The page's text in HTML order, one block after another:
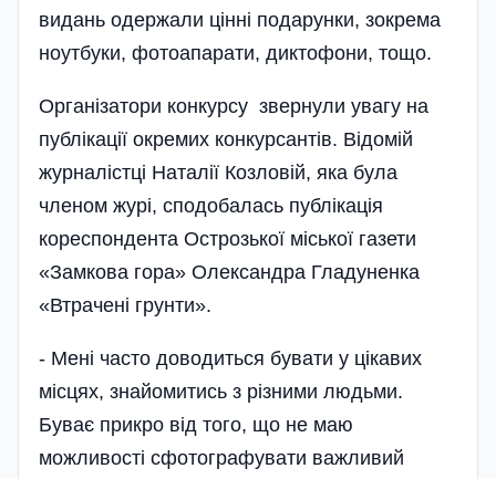
видань одержали цінні подарунки, зокрема
ноутбуки, фотоапарати, диктофони, тощо.
Організатори конкурсу звернули увагу на
публікації окремих конкурсантів. Ві­домій
журналістці Наталії Козловій, яка була
членом журі, сподобалась публікація
кореспондента Острозької міської газети
«Замкова гора» Олександра Гладуненка
«Втрачені грунти».
- Мені часто доводиться бувати у цікавих
місцях, знайо­митись з різними людьми.
Буває прикро від того, що не маю
можливості сфотографувати важливий